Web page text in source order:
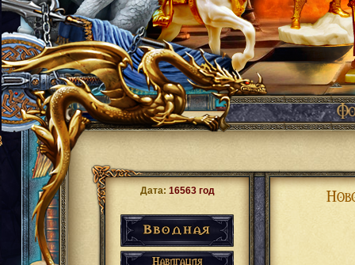
Рассвета
Дата: 16563 год